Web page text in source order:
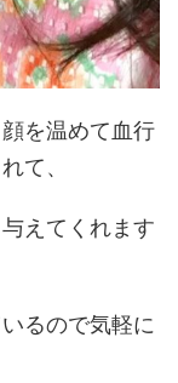
を温めて血行
て、
えてくれます
るので気軽に